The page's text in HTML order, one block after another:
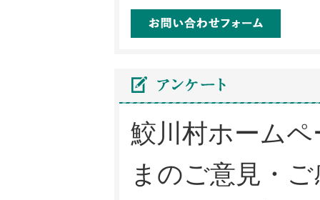
鮫川村ホーム
まのご意見・